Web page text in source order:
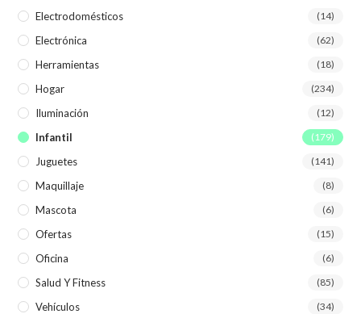
Electrodomésticos (14)
Electrónica (62)
Herramientas (18)
Hogar (234)
Iluminación (12)
Infantil (179)
Juguetes (141)
Maquillaje (8)
Mascota (6)
Ofertas (15)
Oficina (6)
Salud Y Fitness (85)
Vehículos (34)